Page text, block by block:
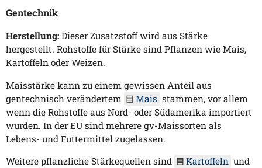
Gentechnik
Herstellung: Dieser Zusatzstoff wird aus Stärke
hergestellt. Rohstoffe für Stärke sind Pflanzen wie Mais,
Kartoffeln oder Weizen.
Maisstärke kann zu einem gewissen Anteil aus
gentechnisch verändertem
Mais stammen, vor allem
wenn die Rohstoffe aus Nord- oder Südamerika importiert
wurden. In der EU sind mehrere gv-Maissorten als
Lebens- und Futtermittel zugelassen.
Weitere pflanzliche Stärkequellen sind
Kartoffeln und